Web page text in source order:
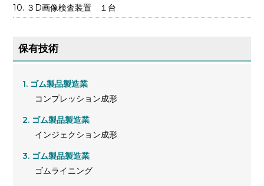
３D画像検査装置 １台
保有技術
ゴム製品製造業
コンプレッション成形
ゴム製品製造業
インジェクション成形
ゴム製品製造業
ゴムライニング